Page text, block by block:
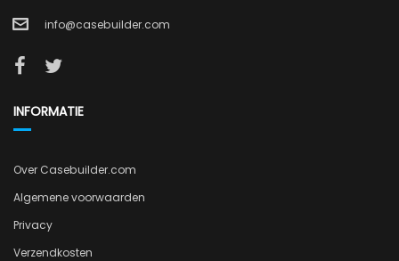
info@casebuilder.com
INFORMATIE
Over Casebuilder.com
Algemene voorwaarden
Privacy
Verzendkosten